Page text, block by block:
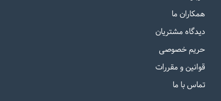
همکاران ما
دیدگاه مشتریان
حریم خصوصی
قوانین و مقررات
تماس با ما